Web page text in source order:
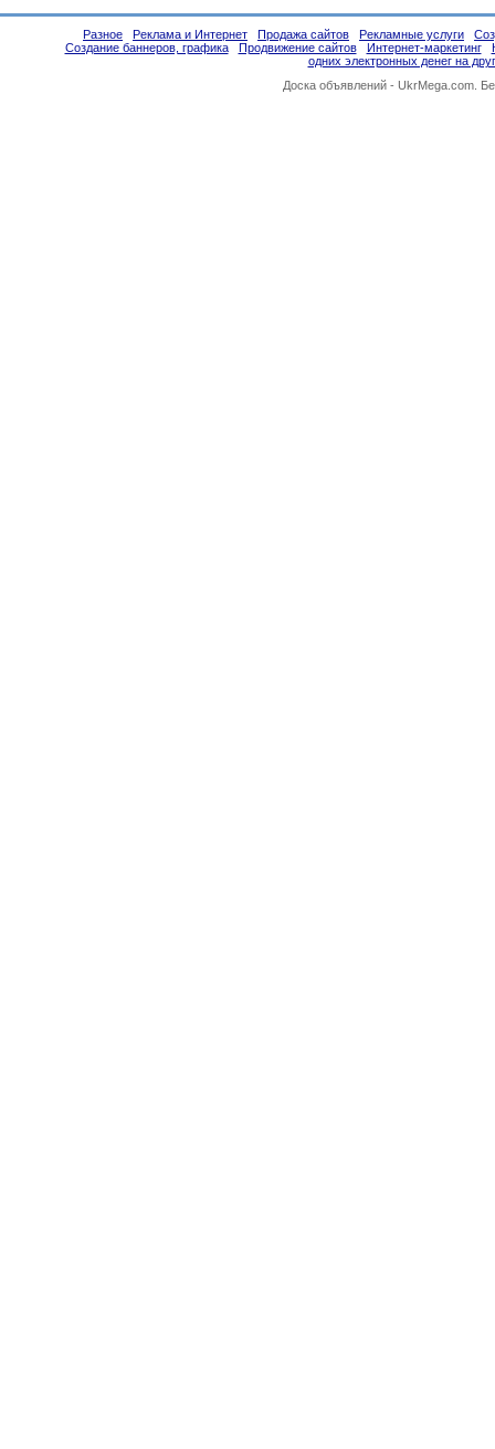
Разное Реклама и Интернет Продажа сайтов Рекламные услуги
Создание баннеров, графика
Продвижение сайтов Интернет-маркетинг
одних электронных денег на
Доска объявлений - UkrMega.com.